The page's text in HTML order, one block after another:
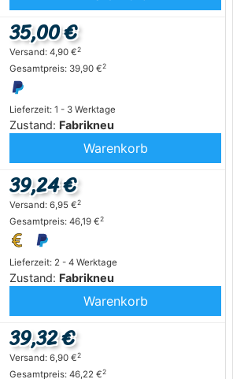
Lieferzeit: 1 - 3 Werktage
Zustand: Fabrikneu
35,00 €
Versand: 4,90 €2
Gesamtpreis: 39,90 €2
Warenkorb
Lieferzeit: 2 - 4 Werktage
Zustand: Fabrikneu
39,24 €
Versand: 6,95 €2
Gesamtpreis: 46,19 €2
Warenkorb
39,32 €
Versand: 6,90 €2
Gesamtpreis: 46,22 €2